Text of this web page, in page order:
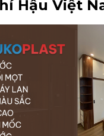
Hậu Việt